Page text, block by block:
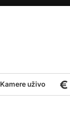
Kamere uživo